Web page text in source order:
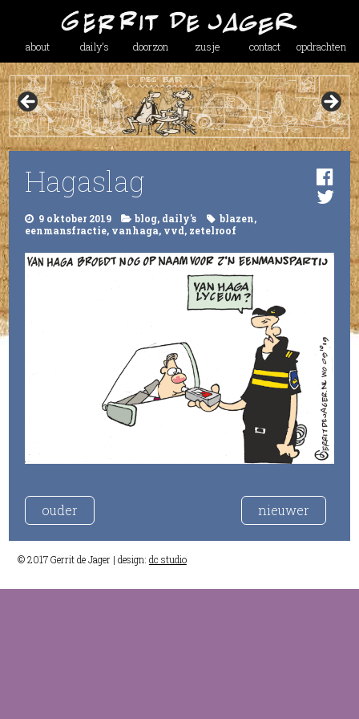
about daily’s doorzon zusje contact opdrachten
Hagaslag
9 oktober 2019 blog, daily's blazen,
eenmansfractie, vanhaga, vvd, zetelroof
ouder nieuwer
© 2017 Gerrit de Jager | design: dc studio